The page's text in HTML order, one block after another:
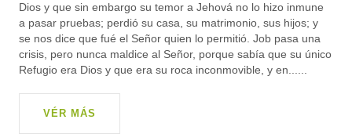
Dios y que sin embargo su temor a Jehová no lo hizo inmune
a pasar pruebas; perdió su casa, su matrimonio, sus hijos; y
se nos dice que fué el Señor quien lo permitió. Job pasa una
crisis, pero nunca maldice al Señor, porque sabía que su único
Refugio era Dios y que era su roca inconmovible, y en......
VÉR MÁS